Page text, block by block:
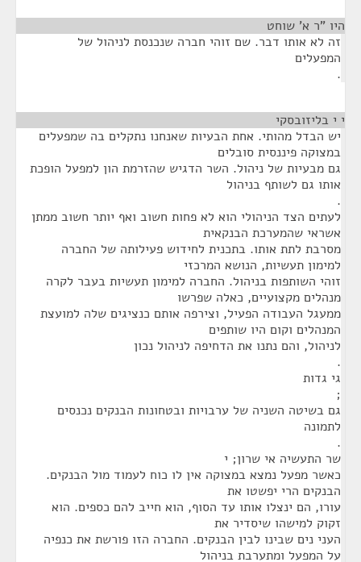
היו "ר א' שוחט
זה לא אותו דבר. שם זוהי חברה שנכנסת לניהול של
המפעלים
.
י י בליזובסקי
יש הבדל מהותי. אחת הבעיות שאנחנו נתקלים בה שמפעלים
במצוקה פיננסית סובלים
גם מבעיות של ניהול. השר הדגיש שהזרמת הון למפעל הופכת
אותו גם לשותף בניהול
.
לעתים הצד הניהולי הוא לא פחות חשוב ואף יותר חשוב ממתן
אשראי שהמערכת הבנקאית
מסרבת לתת אותו. בתכנית לחידוש פעילותה של החברה
למימון תעשיות, הנושא המרכזי
זוהי השותפות בניהול. החברה למימון תעשיות בעבר לקרה
מנהלים מקצועיים, כאלה שפרשו
ממעגל העבודה הפעיל, וצירפה אותם כנציגים שלה למועצת
המנהלים וקום היו שותפים
לניהול, והם נתנו את הדחיפה לניהול נכון
.
גי גדות
;
גם בשיטה השניה של ערבויות ובטחונות הבנקים נכנסים
לתמונה
.
שר התעשיה אי שרון; י
כאשר מפעל נמצא במצוקה אין לו כוח לעמוד מול הבנקים.
הבנקים הרי יפשטו את
עורו, הם ינצלו אותו עד הסוף, הוא חייב להם כספים. הוא
זקוק למישהו שיסדיר את
העני נים שבינו לבין הבנקים. החברה הזו פורשת את כנפיה
על המפעל ומתערבת בניהול